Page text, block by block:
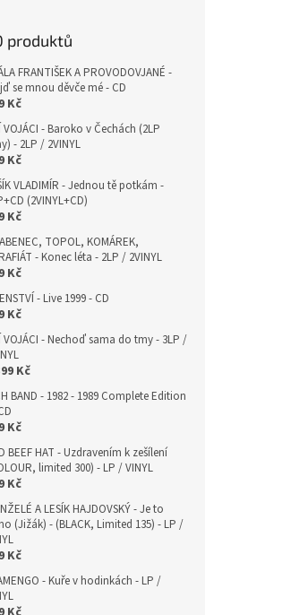
produktů
FRANTIŠEK A PROVODOVJANÉ -
se mnou děvče mé - CD
Kč
VOJÁCI - Baroko v Čechách (2LP
- 2LP / 2VINYL
Kč
VLADIMÍR - Jednou tě potkám -
(2VINYL+CD)
Kč
TOPOL, KOMÁREK,
- Konec léta - 2LP / 2VINYL
Kč
- Live 1999 - CD
Kč
VOJÁCI - Nechoď sama do tmy - 3LP /
Kč
BAND - 1982 - 1989 Complete Edition
Kč
BEEF HAT - Uzdravením k zešílení
limited 300) - LP / VINYL
Kč
A LESÍK HAJDOVSKÝ - Je to
(Jižák) - (BLACK, Limited 135) - LP /
Kč
- Kuře v hodinkách - LP /